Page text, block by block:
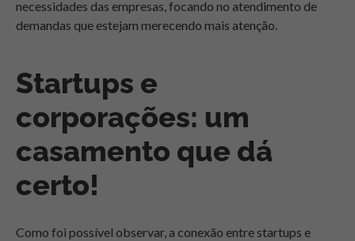
necessidades das empresas, focando no atendimento de
demandas que estejam merecendo mais atenção.
Startups e
corporações: um
casamento que dá
certo!
Como foi possível observar, a conexão entre startups e